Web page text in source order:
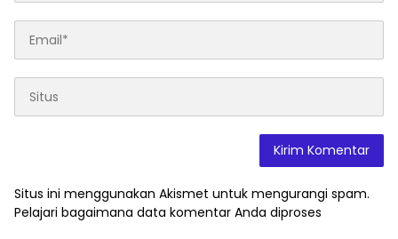
Situs ini menggunakan Akismet untuk mengurangi spam.
Pelajari bagaimana data komentar Anda diproses